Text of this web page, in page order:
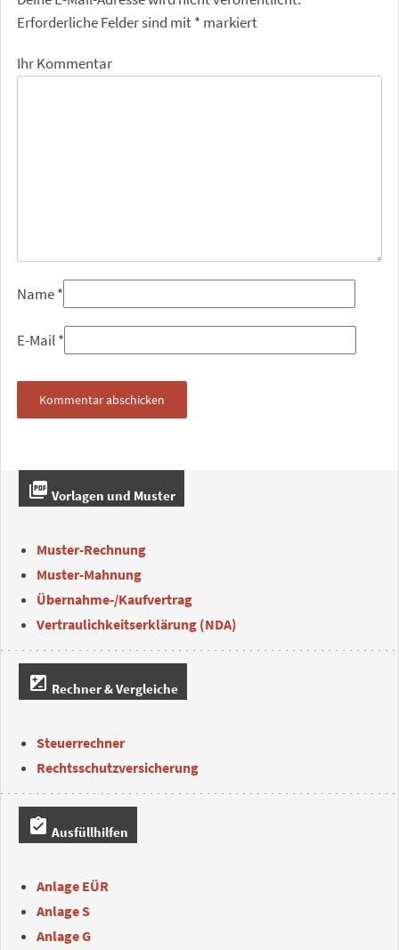
Erforderliche Felder sind mit* markiert
Ihr Kommentar
Name*
E-Mail*
picture_as_pdf Vorlagen und Muster
Muster-Rechnung
Muster-Mahnung
Übernahme-/Kaufvertrag
Vertraulichkeitserklärung (NDA)
iso Rechner & Vergleiche
Steuerrechner
Rechtsschutzversicherung
assignment_turned_in Ausfüllhilfen
Anlage EÜR
Anlage S
Anlage G